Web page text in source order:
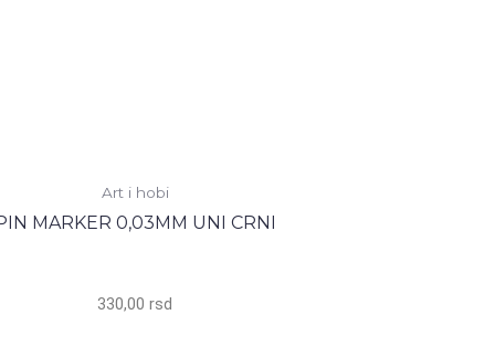
Art i hobi
MARKER 0,03MM UNI CRNI
330,00 rsd